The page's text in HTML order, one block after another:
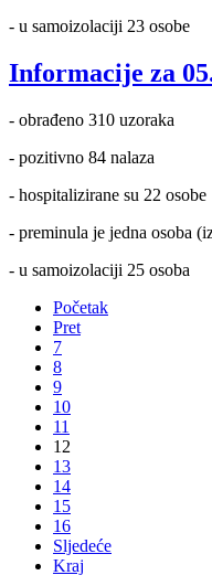
- u samoizolaciji 23 osobe
Informacije za
- obrađeno 310 uzoraka
- pozitivno 84 nalaza
- hospitalizirane su 22 osobe
- preminula je jedna osoba
- u samoizolaciji 25 osoba
Početak
Pret
7
8
9
10
11
12
13
14
15
16
Sljedeće
Kraj